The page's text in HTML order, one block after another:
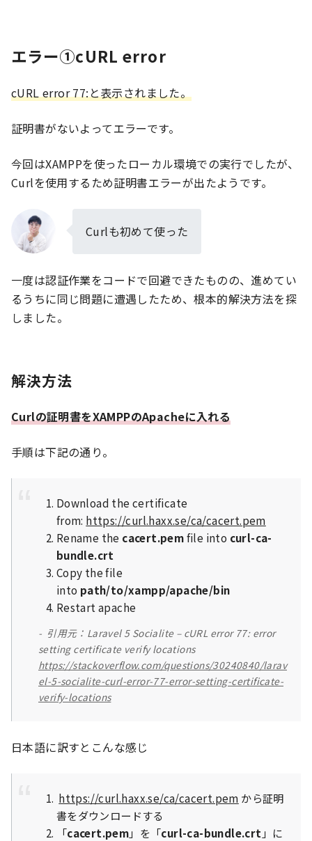
エラー①cURL error
cURL error 77:と表示されました。
証明書がないよってエラーです。
今回はXAMPPを使ったローカル環境での実行でしたが、
Curlを使用するため証明書エラーが出たようです。
Curlも初めて使った
一度は認証作業をコードで回避できたものの、進めてい
るうちに同じ問題に遭遇したため、根本的解決方法を探
しました。
解決方法
Curlの証明書をXAMPPのApacheに入れる
手順は下記の通り。
Download the certificate
from: https://curl.haxx.se/ca/cacert.pem
Rename the cacert.pemfile into curl-ca-
bundle.crt
Copy the file
into path/to/xampp/apache/bin
Restart apache
引用元：Laravel 5 Socialite – cURL error 77: error
setting certificate verify locations
https://stackoverflow.com/questions/30240840/larav
el-5-socialite-curl-error-77-error-setting-certificate-
verify-locations
日本語に訳すとこんな感じ
https://curl.haxx.se/ca/cacert.pem から証明
書をダウンロードする
「cacert.pem」を「curl-ca-bundle.crt 」に